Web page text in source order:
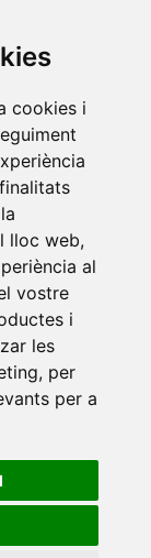
cookies i
lloc web,
al
vostre
i
les
, per
per a
d'Alacant
de
•Universitat
Girona
Jaume I
Hernández
•Universitat
València•
Ramon Llull
de Sàsser•
de Vic -